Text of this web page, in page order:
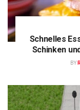
Schnelles
Schinken
BY